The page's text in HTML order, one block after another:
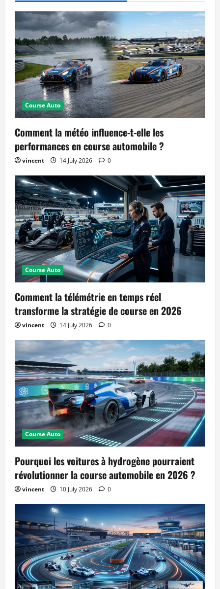
Course Auto
Comment la météo influence-t-elle les
performances en course automobile ?
vincent 14 July 2026 0
Course Auto
Comment la télémétrie en temps réel
transforme la stratégie de course en 2026
vincent 14 July 2026 0
Course Auto
Pourquoi les voitures à hydrogène pourraient
révolutionner la course automobile en 2026 ?
vincent 10 July 2026 0